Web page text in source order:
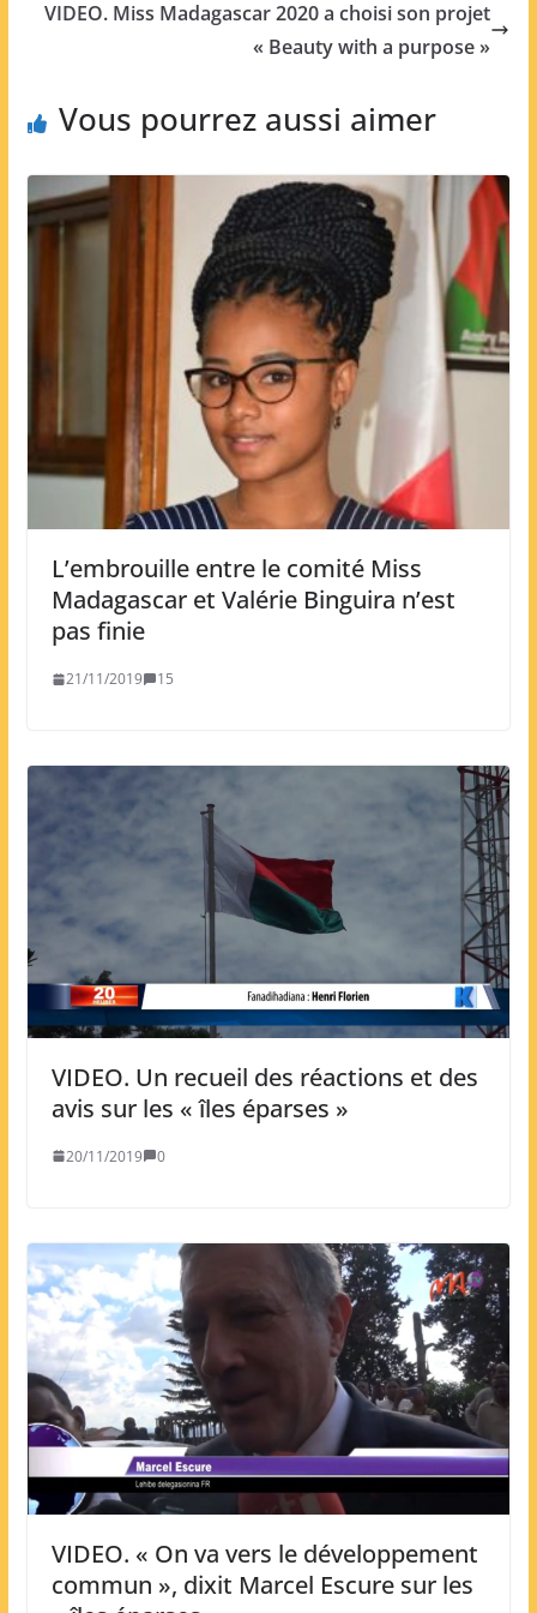
VIDEO. Miss Madagascar 2020 a choisi son projet
« Beauty with a purpose »
Vous pourrez aussi aimer
L’embrouille entre le comité Miss
Madagascar et Valérie Binguira n’est
pas finie
21/11/2019 15
VIDEO. Un recueil des réactions et des
avis sur les « îles éparses »
20/11/2019 0
VIDEO. « On va vers le développement
commun », dixit Marcel Escure sur les